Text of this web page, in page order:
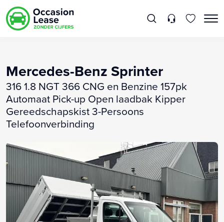
Mercedes-Benz Sprinter
316 1.8 NGT 366 CNG en Benzine 157pk
Automaat Pick-up Open laadbak Kipper
Gereedschapskist 3-Persoons
Telefoonverbinding